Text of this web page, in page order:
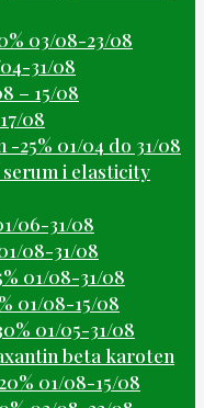
03/08-23/08
31/08
– 15/08
08
25% 01/04 do 31/08
i elasticity
06-31/08
08-31/08
01/08-31/08
01/08-15/08
01/05-31/08
beta karoten
01/08-15/08